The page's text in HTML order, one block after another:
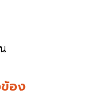
อง